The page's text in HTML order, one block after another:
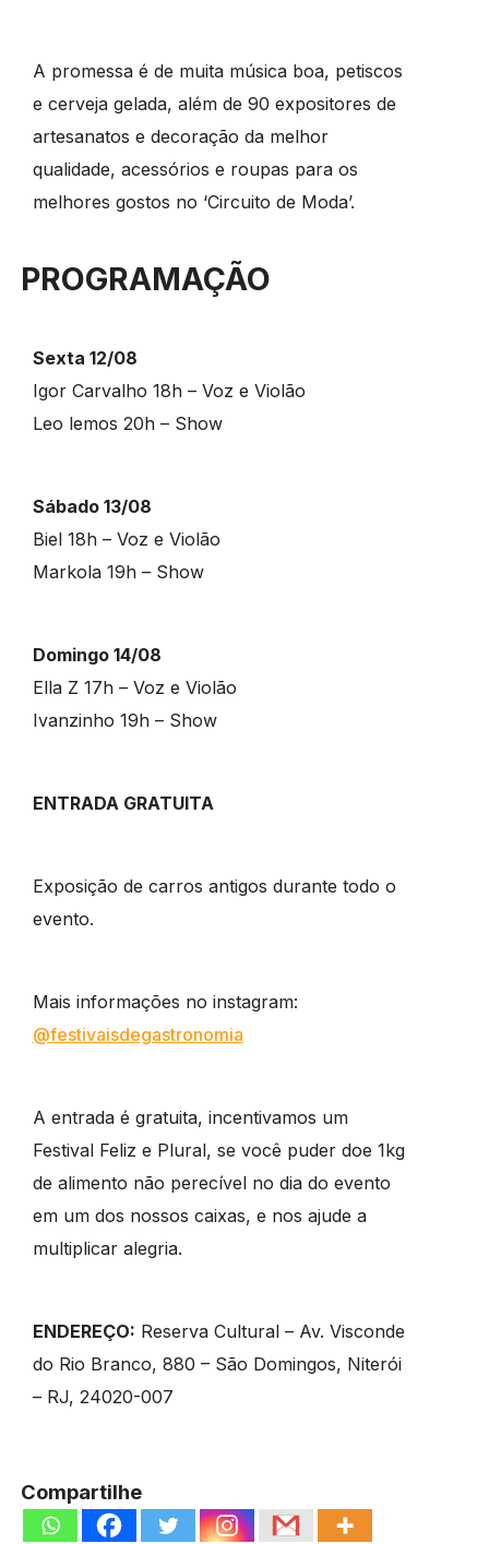
A promessa é de muita música boa, petiscos
e cerveja gelada, além de 90 expositores de
artesanatos e decoração da melhor
qualidade, acessórios e roupas para os
melhores gostos no ‘Circuito de Moda’.
PROGRAMAÇÃO
Sexta 12/08
Igor Carvalho 18h – Voz e Violão
Leo lemos 20h – Show
Sábado 13/08
Biel 18h – Voz e Violão
Markola 19h – Show
Domingo 14/08
Ella Z 17h – Voz e Violão
Ivanzinho 19h – Show
ENTRADA GRATUITA
Exposição de carros antigos durante todo o
evento.
Mais informações no instagram:
@festivaisdegastronomia
A entrada é gratuita, incentivamos um
Festival Feliz e Plural, se você puder doe 1kg
de alimento não perecível no dia do evento
em um dos nossos caixas, e nos ajude a
multiplicar alegria.
ENDEREÇO: Reserva Cultural – Av. Visconde
do Rio Branco, 880 – São Domingos, Niterói
– RJ, 24020-007
Compartilhe